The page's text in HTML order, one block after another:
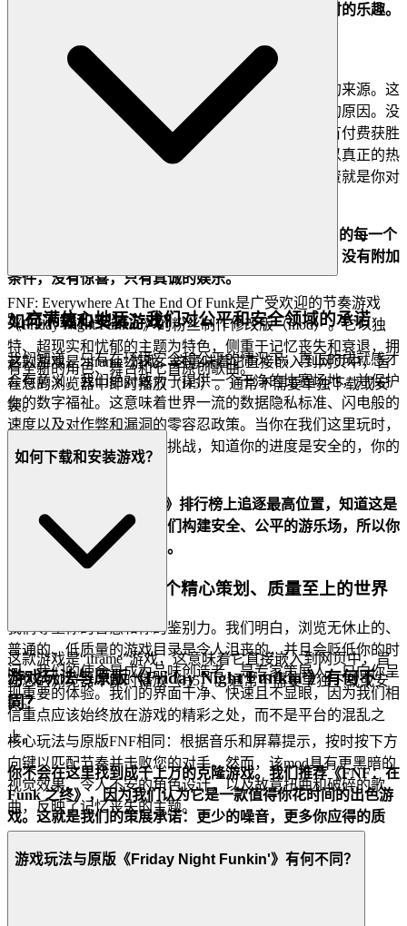
会在几秒钟内进入游戏。没有摩擦，只有纯粹、即时的乐趣。
2. 诚实的乐趣：零压力承诺
游戏旨在成为一种逃避，而不是另一种焦虑或内疚的来源。这
就是我们消除困扰其他平台的欺骗性、掠夺性机制的原因。没
有隐藏的订阅费用，没有咄咄逼人的微交易，也没有付费获胜
的计划。我们像对待客人一样对待我们的玩家——以真正的热
情好客。我们的平台是一个避难所，唯一需要的投资就是你对
以完全安心的心态深入了解《FNF：在 Funk 之终》的每一个
关卡和策略。我们的平台是免费的，而且永远都是。没有附加
条件，没有惊喜，只有真诚的娱乐。
3. 充满信心地玩：我们对公平和安全领域的承诺
我们知道，只有在环境安全和公平的情况下，真正的成就感才
会有意义。我们绝对致力于提供一个干净的比赛场地，并保护
你的数字福祉。这意味着世界一流的数据隐私标准、闪电般的
速度以及对作弊和漏洞的零容忍政策。当你在我们这里玩时，
你可以完全专注于节奏和挑战，知道你的进度是安全的，你的
竞争是合法的。
在《FNF：在 Funk 之终》排行榜上追逐最高位置，知道这是
一个真正的技能测试。我们构建安全、公平的游乐场，所以你
可以专注于建立你的传奇。
4. 对玩家的尊重：一个精心策划、质量至上的世界
我们尊重你的智慧和你的鉴别力。我们明白，浏览无休止的、
普通的、低质量的游戏目录是令人沮丧的，并且会贬低你的时
间。我们的使命是成为品味创造者，是专家策展人，只向你呈
现重要的体验。我们的界面干净、快速且不显眼，因为我们相
信重点应该始终放在游戏的精彩之处，而不是平台的混乱之
上。
你不会在这里找到成千上万的克隆游戏。我们推荐《FNF：在
Funk 之终》，因为我们认为它是一款值得你花时间的出色游
戏。这就是我们的策展承诺：更少的噪音，更多你应得的质
量。
FNF: Everywhere At The End Of Funk是广受欢迎的节奏游戏
《Friday Night Funkin'》的粉丝制作修改版（mod）。它以独
特、超现实和忧郁的主题为特色，侧重于记忆丧失和衰退，拥
有全新的角色、舞台和七首原创歌曲。
如何下载和安装游戏？
这款游戏是“iframe”游戏，这意味着它直接嵌入到网页中，旨
在您的浏览器中即时播放（H5）。通常不需要单独下载或安
装。
如何下载和安装游戏？
这款游戏是“iframe”游戏，这意味着它直接嵌入到网页中，旨
在您的浏览器中即时播放（H5）。通常不需要单独下载或安
装。
游戏玩法与原版《Friday Night Funkin'》有何不
同？
核心玩法与原版FNF相同：根据音乐和屏幕提示，按时按下方
向键以匹配节奏并击败您的对手。然而，该mod具有更黑暗的
视觉效果、令人不安的角色设计，以及故意扭曲和破碎的歌
曲，反映了记忆丧失的主题。
游戏玩法与原版《Friday Night Funkin'》有何不同？